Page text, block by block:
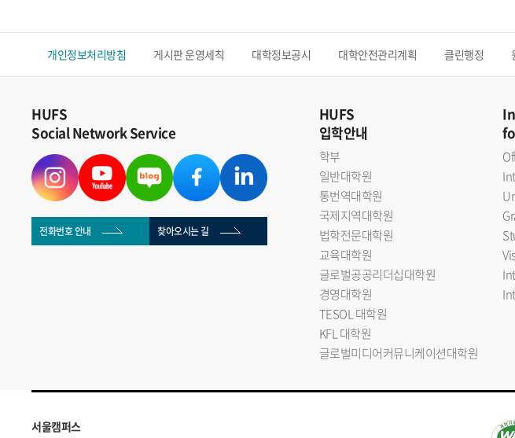
개인정보처리방침 게시판 운영세칙 대학정보공시 대학안전관리계획 클린행정
HUFS
Social Network Service
전화번호 안내 찾아오시는 길
HUFS
입학안내
학부
일반대학원
통번역대학원
국제지역대학원
법학전문대학원
교육대학원
글로벌공공리더십대학원
경영대학원
TESOL 대학원
KFL 대학원
글로벌미디어커뮤니케이션대학원
서울캠퍼스